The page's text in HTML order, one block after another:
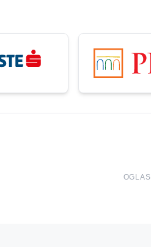
OGLAS